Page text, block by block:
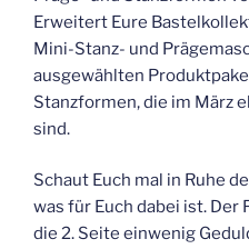
Erweitert Eure
Mini-Stanz- und
ausgewählten
Stanzformen, die im März
sind.
Schaut Euch mal in Ruhe
was für Euch dabei ist. Der
die 2. Seite einwenig